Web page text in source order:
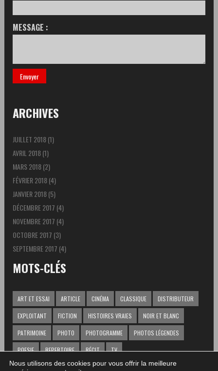
MESSAGE :
ARCHIVES
JUILLET 2018(1)
AVRIL 2018(1)
MARS 2018(2)
FÉVRIER 2018(4)
JANVIER 2018(5)
DÉCEMBRE 2017 (4)
NOVEMBRE 2017 (4)
OCTOBRE 2017 (3)
SEPTEMBRE 2017 (4)
MOTS-CLÉS
ART ET ESSAI ARTICLE CINÉMA CLASSIQUE DISTRIBUTEUR
EXPLOITANT FICTION HISTOIRES VRAIES NOIR ET BLANC
PATRIMOINE PHOTO PHOTOGRAMME PHOTOS LÉGENDES
POESIE REPERTOIRE RÉCIT TV
Nous utilisons des cookies pour vous offrir la meilleure